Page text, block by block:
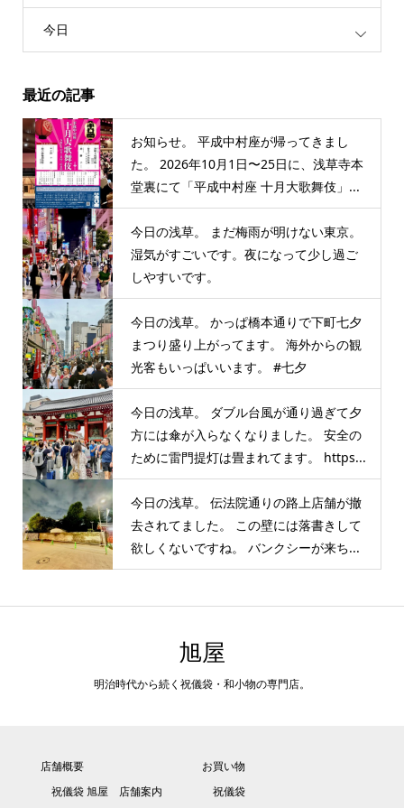
今日
最近の記事
お知らせ。 平成中村座が帰ってきまし
た。 2026年10月1日〜25日に、浅草寺本
堂裏にて「平成中村座 十月大歌舞伎」...
今日の浅草。 まだ梅雨が明けない東京。
湿気がすごいです。夜になって少し過ご
しやすいです。
今日の浅草。 かっぱ橋本通りで下町七夕
まつり盛り上がってます。 海外からの観
光客もいっぱいいます。 #七夕
今日の浅草。 ダブル台風が通り過ぎて夕
方には傘が入らなくなりました。 安全の
ために雷門提灯は畳まれてます。 https...
今日の浅草。 伝法院通りの路上店舗が撤
去されてました。 この壁には落書きして
欲しくないですね。 バンクシーが来ち...
旭屋
明治時代から続く祝儀袋・和小物の専門店。
店舗概要
祝儀袋 旭屋 店舗案内
お買い物
祝儀袋